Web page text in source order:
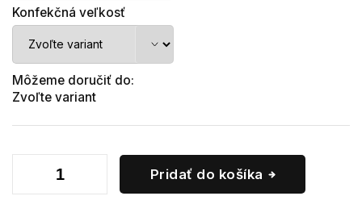
Konfekčná veľkosť
Môžeme doručiť do:
Zvoľte variant
Pridať do košíka